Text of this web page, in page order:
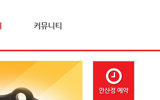
커뮤니티
안산점 예약